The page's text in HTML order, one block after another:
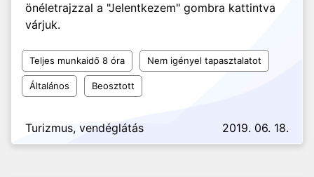
önéletrajzzal a "Jelentkezem" gombra kattintva
várjuk.
Teljes munkaidő 8 óra Nem igényel tapasztalatot
Általános Beosztott
Turizmus, vendéglátás 2019. 06. 18.